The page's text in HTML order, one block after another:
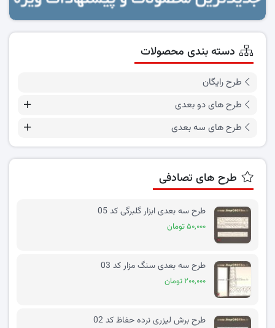
دسته بندی محصولات
طرح رایگان
طرح های دو بعدی
طرح های سه بعدی
طرح های تصادفی
طرح سه بعدی ابزار گلبرگی کد 05
۵۰,۰۰۰ تومان
طرح سه بعدی سنگ مزار کد 03
۲۰۰,۰۰۰ تومان
طرح برش لیزری نرده حفاظ کد 02